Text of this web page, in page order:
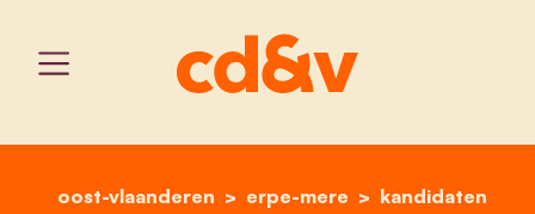
home
oost-vlaanderen erpe-mere kandidaten
greet du bois